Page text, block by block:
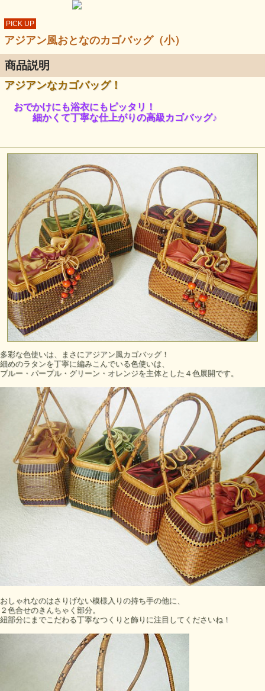
PICK UP
アジアン風おとなのカゴバッグ（小）
商品説明
アジアンなカゴバッグ！
おでかけにも浴衣にもピッタリ！
細かくて丁寧な仕上がりの高級カゴバッグ♪
多彩な色使いは、まさにアジアン風カゴバッグ！
細めのラタンを丁寧に編みこんでいる色使いは、
ブルー・パープル・グリーン・オレンジを主体とした４色展開です。
おしゃれなのはさりげない模様入りの持ち手の他に、
２色合せのきんちゃく部分。
紐部分にまでこだわる丁寧なつくりと飾りに注目してくださいね！